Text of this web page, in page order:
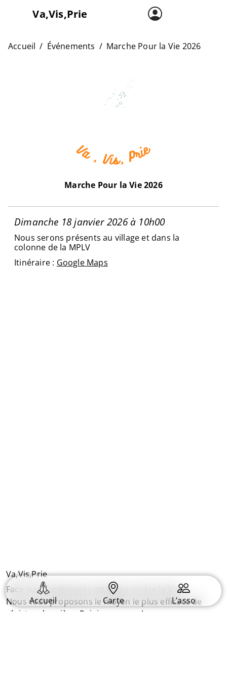
Va,Vis,Prie
Accueil
Carte
Accueil Événements Marche Pour la Vie 2026
Marche Pour la Vie 2026
Dimanche 18 janvier 2026 à 10h00
Nous serons présents au village et dans la
colonne de la MPLV
Itinéraire : Google Maps
Accueil Carte L’asso
Va,Vis,Prie
Face aux nombreuses attaques contre la Vie.
Nous vous proposons le moyen le plus efficace de
résister : la prière. Rejoignez nous !